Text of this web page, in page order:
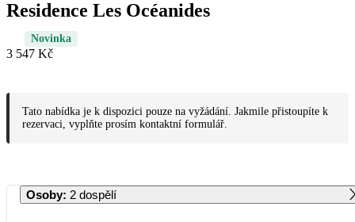
Residence Les Océanides
Novinka
3 547 Kč
Tato nabídka je k dispozici pouze na vyžádání. Jakmile přistoupíte k
rezervaci, vyplňte prosím kontaktní formulář.
Osoby: 2 dospělí